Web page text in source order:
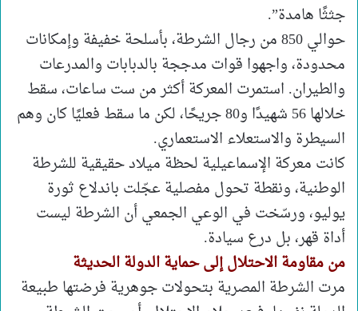
جثثًا هامدة”.
حوالي 850 من رجال الشرطة، بأسلحة خفيفة وإمكانات
محدودة، واجهوا قوات مدججة بالدبابات والمدرعات
والطيران. استمرت المعركة أكثر من ست ساعات، سقط
خلالها 56 شهيدًا و80 جريحًا، لكن ما سقط فعليًا كان وهم
السيطرة والاستعلاء الاستعماري.
كانت معركة الإسماعيلية لحظة ميلاد حقيقية للشرطة
الوطنية، ونقطة تحول مفصلية عجّلت باندلاع ثورة
يوليو، ورسّخت في الوعي الجمعي أن الشرطة ليست
أداة قهر، بل درع سيادة.
من مقاومة الاحتلال إلى حماية الدولة الحديثة
مرت الشرطة المصرية بتحولات جوهرية فرضتها طبيعة